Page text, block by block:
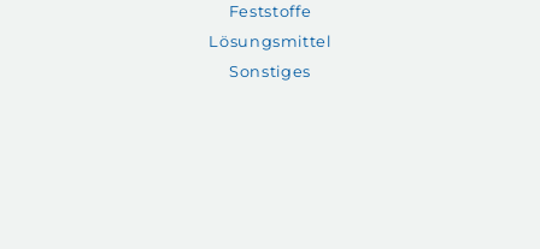
Feststoffe
Lösungsmittel
Sonstiges